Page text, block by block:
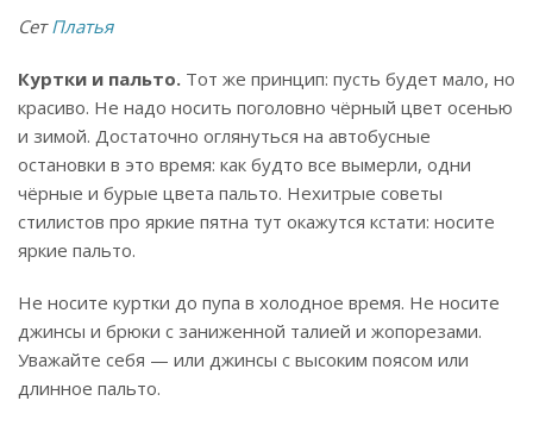
СетПлатья
Куртки и пальто. Тот же принцип: пусть будет мало, но
красиво. Не надо носить поголовно чёрный цвет осенью
и зимой. Достаточно оглянуться на автобусные
остановки в это время: как будто все вымерли, одни
чёрные и бурые цвета пальто. Нехитрые советы
стилистов про яркие пятна тут окажутся кстати: носите
яркие пальто.
Не носите куртки до пупа в холодное время. Не носите
джинсы и брюки с заниженной талией и жопорезами.
Уважайте себя — или джинсы с высоким поясом или
длинное пальто.